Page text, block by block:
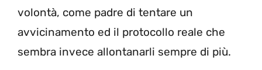
volontà, come padre di tentare un
avvicinamento ed il protocollo reale che
sembra invece allontanarli sempre di più.